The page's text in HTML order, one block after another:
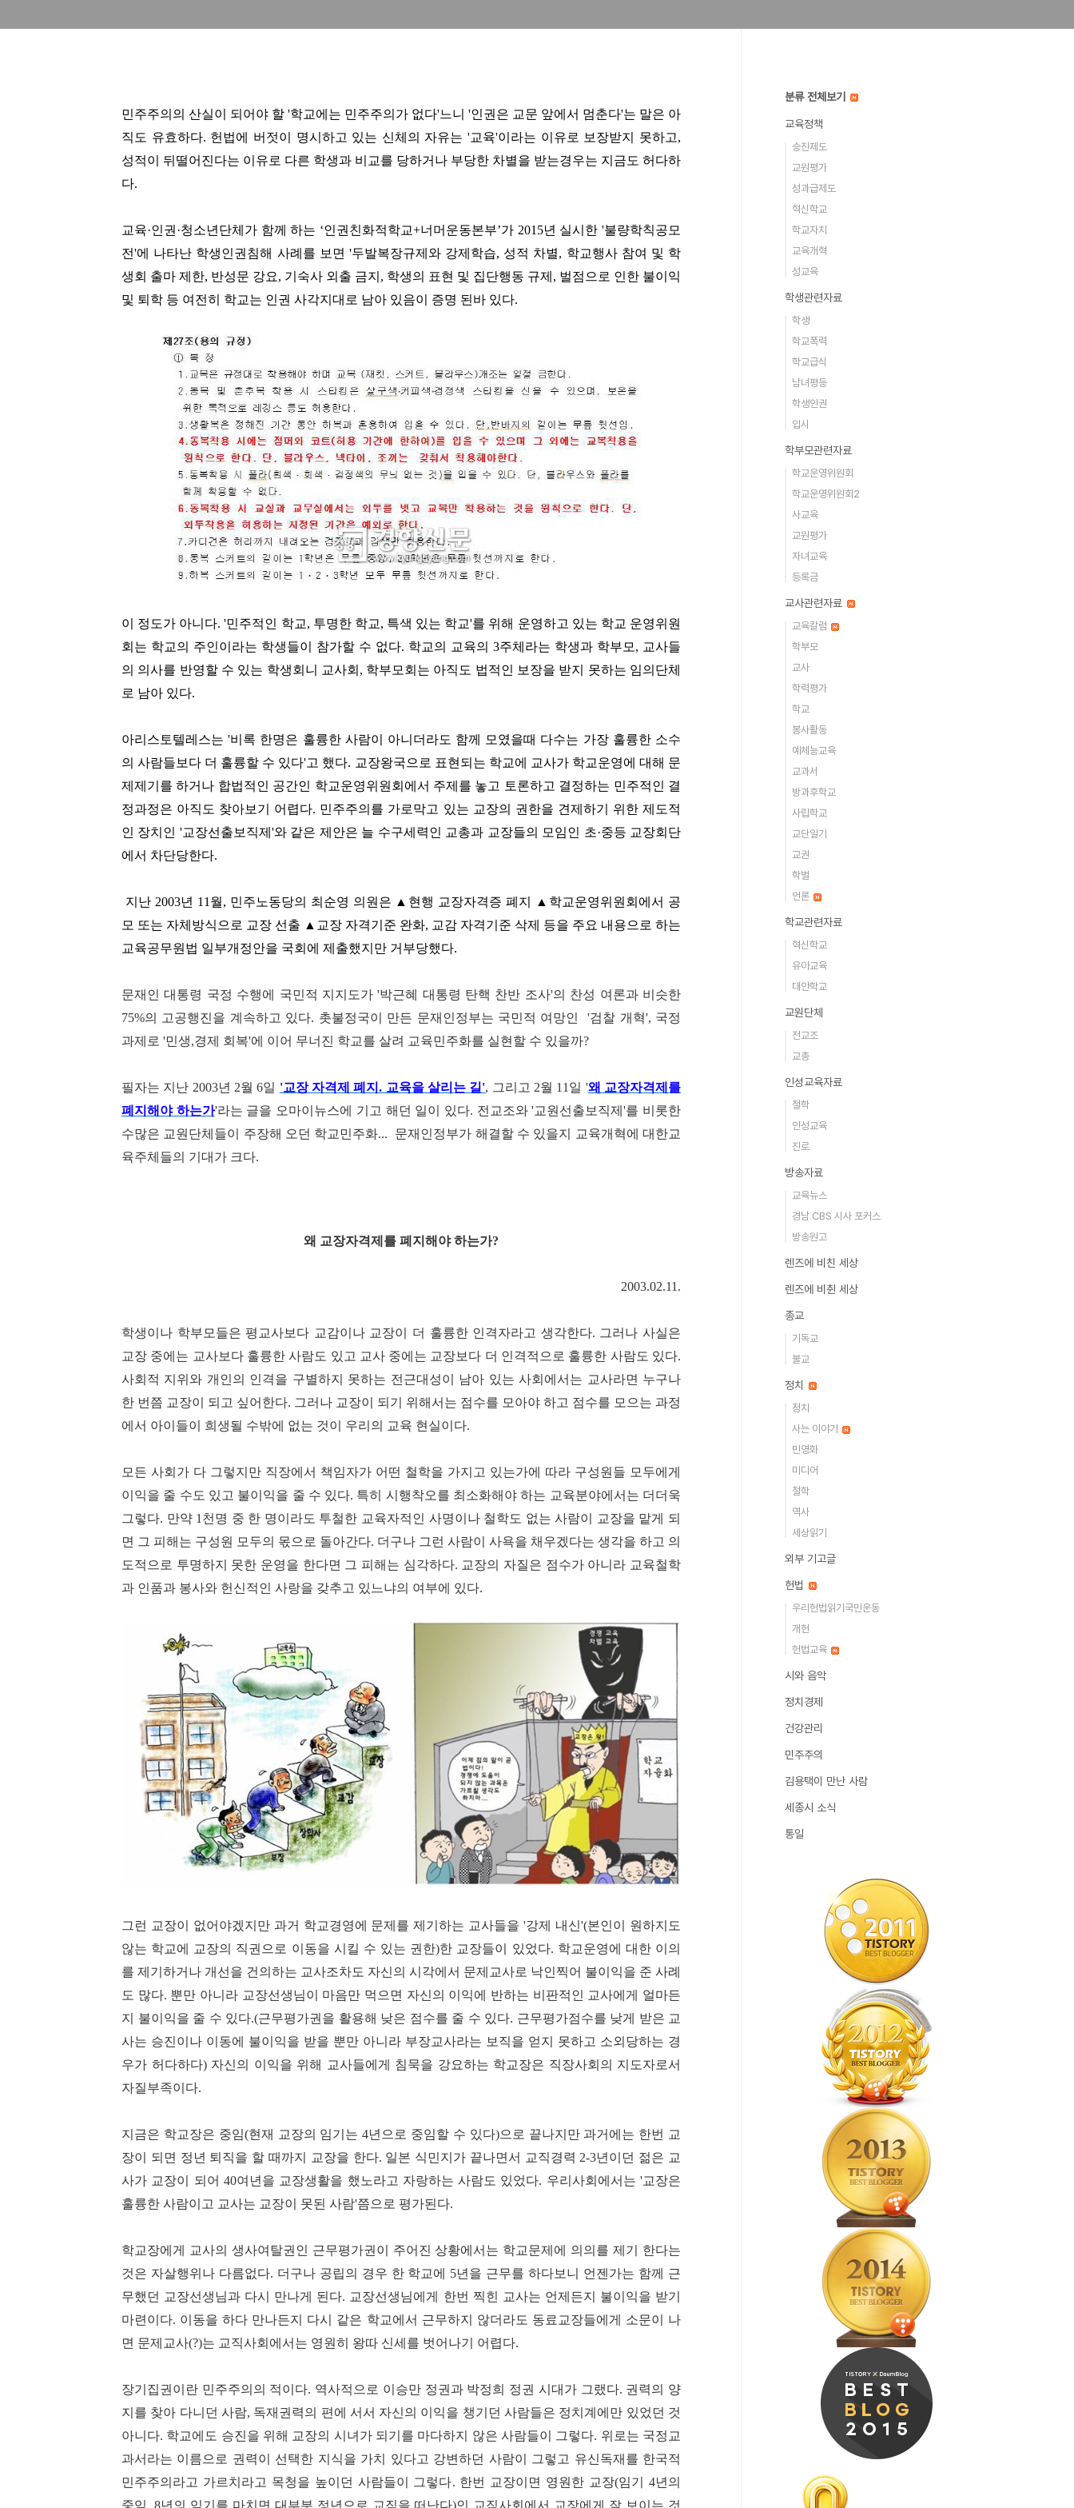
민주주의의 산실이 되어야 할 '학교에는 민주주의가 없다'느니 '인권은 교문 앞에서 멈춘다'는 말은 아
직도 유효하다. 헌법에 버젓이 명시하고 있는 신체의 자유는 '교육'이라는 이유로 보장받지 못하고,
성적이 뒤떨어진다는 이유로 다른 학생과 비교를 당하거나 부당한 차별을 받는경우는 지금도 허다하
다.
교육·인권·청소년단체가 함께 하는 ‘인권친화적학교+너머운동본부’가 2015년 실시한 '불량학칙공모
전'에 나타난 학생인권침해 사례를 보면 '두발복장규제와 강제학습, 성적 차별, 학교행사 참여 및 학
생회 출마 제한, 반성문 강요, 기숙사 외출 금지, 학생의 표현 및 집단행동 규제, 벌점으로 인한 불이익
및 퇴학 등 여전히 학교는 인권 사각지대로 남아 있음이 증명 된바 있다.
이 정도가 아니다. '민주적인 학교, 투명한 학교, 특색 있는 학교'를 위해 운영하고 있는 학교 운영위원
회는 학교의 주인이라는 학생들이 참가할 수 없다. 학교의 교육의 3주체라는 학생과 학부모, 교사들
의 의사를 반영할 수 있는 학생회니 교사회, 학부모회는 아직도 법적인 보장을 받지 못하는 임의단체
로 남아 있다.
아리스토텔레스는 '비록 한명은 훌륭한 사람이 아니더라도 함께 모였을때 다수는 가장 훌륭한 소수
의 사람들보다 더 훌륭할 수 있다'고 했다. 교장왕국으로 표현되는 학교에 교사가 학교운영에 대해 문
제제기를 하거나 합법적인 공간인 학교운영위원회에서 주제를 놓고 토론하고 결정하는 민주적인 결
정과정은 아직도 찾아보기 어렵다. 민주주의를 가로막고 있는 교장의 권한을 견제하기 위한 제도적
인 장치인 '교장선출보직제'와 같은 제안은 늘 수구세력인 교총과 교장들의
모임인 초·중등 교장회 단
에서 차단당한다.
지난 2003년 11월, 민주노동당의 최순영 의원은 ▲ 현행 교장자격증 폐지 ▲ 학교운영위원회에서 공
모 또는 자체방식으로 교장 선출 ▲ 교장 자격기준 완화, 교감 자격기준 삭제 등을 주요 내용으로 하는
교육공무원법 일부개정안을 국회에 제출했지만 거부당했다.
문재인 대통령 국정 수행에 국민적 지지도가'박근혜 대통령 탄핵 찬반 조사'의 찬성 여론과 비슷한
75%의 고공행진을 계속하고 있다. 촛불정국이 만든 문재인정부는 국민적 여망인
'검찰 개혁', 국정
과제로 '민생,경제 회복'에 이어 무너진 학교를 살려 교육민주화를 실현할 수 있을까?
필자는 지난 2003년 2월 6일 '교장 자격제 폐지. 교육을 살리는 길', 그리고 2월 11일 '왜 교장자격제를
폐지해야 하는가'라는 글을 오마이뉴스에 기고 해던 일이 있다. 전교조와 '교원선출보직제'를 비롯한
수많은 교원단체들이 주장해 오던 학교민주화... 문재인정부가 해결할 수 있을지 교육개혁에 대한교
육주체들의 기대가 크다.
왜 교장자격제를 폐지해야 하는가?
2003.02.11.
학생이나 학부모들은 평교사보다 교감이나 교장이 더 훌륭한 인격자라고 생각한다. 그러나 사실은
교장 중에는 교사보다 훌륭한 사람도 있고 교사 중에는 교장보다 더 인격적으로 훌륭한 사람도 있다.
사회적 지위와 개인의 인격을 구별하지 못하는 전근대성이 남아 있는 사회에서는 교사라면 누구나
한 번쯤 교장이 되고 싶어한다. 그러나 교장이 되기 위해서는 점수를 모아야 하고 점수를 모으는 과정
에서 아이들이 희생될 수밖에 없는 것이 우리의 교육 현실이다.
모든 사회가 다 그렇지만 직장에서 책임자가 어떤 철학을 가지고 있는가에 따라 구성원들 모두에게
이익을 줄 수도 있고 불이익을 줄 수 있다. 특히 시행착오를 최소화해야 하는 교육분야에서는 더더욱
그렇다. 만약 1 천명 중 한 명이라도 투철한 교육자적인 사명이나 철학도 없는 사람이 교장을 맡게 되
면 그 피해는 구성원 모두의 몫으로 돌아간다. 더구나 그런 사람이 사욕을 채우겠다는 생각을 하고 의
도적으로 투명하지 못한 운영을 한다면 그 피해는 심각하다. 교장의 자질은 점수가 아니라 교육철학
과 인품과 봉사와 헌신적인 사랑을 갖추고 있느냐의 여부에 있다.
그런 교장이 없어야겠지만 과거 학교경영에 문제를 제기하는 교사들을'강제 내신'(본인이 원하지도
않는 학교에 교장의 직권으로 이동을 시킬 수 있는 권한)한 교장들이 있었다. 학교운영에 대한 이의
를 제기하거나 개선을 건의하는 교사조차도 자신의 시각에서 문제교사로 낙인찍어 불이익을 준 사례
도 많다. 뿐만 아니라 교장선생님이 마음만 먹으면 자신의 이익에 반하는 비판적인 교사에게 얼마든
지 불이익을 줄 수 있다.(근무평가권을 활용해 낮은 점수를 줄 수 있다. 근무평가점수를 낮게 받은 교
사는 승진이나 이동에 불이익을 받을 뿐만 아니라 부장교사라는 보직을 얻지 못하고 소외당하는 경
우가 허다하다) 자신의 이익을 위해 교사들에게 침묵을 강요하는 학교장은 직장사회의 지도자로서
자질부족이다.
지금은 학교장은 중임(현재 교장의 임기는4년으로 중임할 수 있다)으로 끝나지만 과거에는 한번 교
장이 되면 정년 퇴직을 할 때까지 교장을 한다. 일본 식민지가 끝나면서 교직경력 2-3년이던 젊은 교
사가 교장이 되어 40여년을 교장생활을 했노라고 자랑하는 사람도 있었다. 우리사회에서는'교장은
훌륭한 사람이고 교사는 교장이 못된 사람'쯤으로 평가된다.
학교장에게 교사의 생사여탈권인 근무평가권이 주어진 상황에서는 학교문제에 의의를 제기 한다는
것은 자살행위나 다름없다. 더구나 공립의 경우 한 학교에 5년을 근무를 하다보니 언젠가는 함께 근
무했던 교장선생님과 다시 만나게 된다. 교장선생님에게 한번 찍힌 교사는 언제든지 불이익을 받기
마련이다. 이동을 하다 만나든지 다시 같은 학교에서 근무하지 않더라도 동료교장들에게 소문이 나
면 문제교사(?)는 교직사회에서는 영원히 왕따 신세를 벗어나기 어렵다.
장기집권이란 민주주의의 적이다. 역사적으로 이승만 정권과 박정희 정권 시대가 그랬다. 권력의 양
지를 찾아 다니던 사람, 독재권력의 편에 서서 자신의 이익을 챙기던 사람들은 정치계에만 있었던 것
아니다. 학교에도 승진을 위해 교장의 시녀가 되기를 마다하지 않은 사람들이 그렇다. 위로는 국정교
과서라는 이름으로 권력이 선택한 지식을 가치 있다고 강변하던 사람이 그렇고 유신독재를 한국적
민주주의라고 가르치라고 목청을 높이던 사람들이 그렇다. 한번 교장이면 영원한 교장(임기4년의
중임
, 8년의 임기를 마치면 대부분 정년으로 교직을 떠난다)인 교직사회에서 교장에게 잘 보이는 것
분류 전체보기
교육정책
승진제도
교원평가
성과급제도
혁신학교
학교자치
교육개혁
성교육
학생관련자료
학생
학교폭력
학교급식
남녀평등
학생인권
입시
학부모관련자료
학교운영위원회
학교운영위원회2
사교육
교원평가
자녀교육
등록금
교사관련자료
교육칼럼
학부모
교사
학력평가
학교
봉사활동
예체능교육
교과서
방과후학교
사립학교
교단일기
교권
학벌
언론
학교관련자료
혁신학교
유아교육
대안학교
교원단체
전교조
교총
인성교육자료
철학
인성교육
진로
방송자료
교육뉴스
경남 CBS 시사 포커스
방송원고
렌즈에 비친 세상
렌즈에 비췬 세상
종교
기독교
불교
정치
정치
사는 이야기
민영화
미디어
철학
역사
세상읽기
외부 기고글
헌법
우리헌법읽기국민운동
개헌
헌법교육
시와 음악
정치경제
건강관리
민주주의
김용택이 만난 사람
세종시 소식
통일